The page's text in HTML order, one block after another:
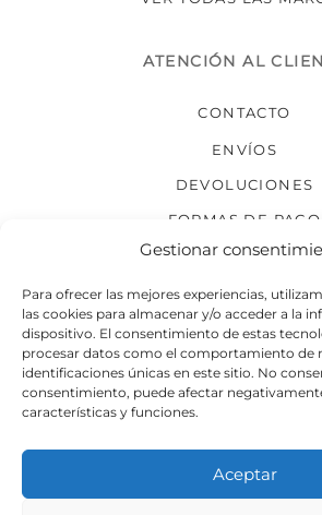
Gestionar
Para ofrecer las mejores experiencias,
las cookies para almacenar y/o acceder a la
dispositivo. El consentimiento de estas
procesar datos como el comportamiento de
identificaciones únicas en este sitio. No
consentimiento, puede afectar
características y funciones.
Aceptar
ATENCIÓN AL
CONTACTO
ENVÍOS
DEVOLUCIONES
FORMAS DE PAGO
SÍGUENOS